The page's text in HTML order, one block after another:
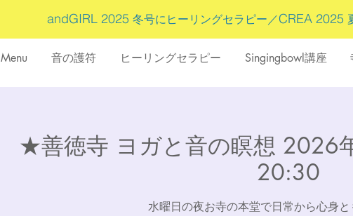
Menu 音の護符 ヒーリングセラピー Singingbowl講座
andGIRL 2025 冬号にヒーリングセラピー／CREA 2025
★善徳寺 ヨガと音の瞑想 2026
20:30
水曜日の夜お寺の本堂で日常から心身と